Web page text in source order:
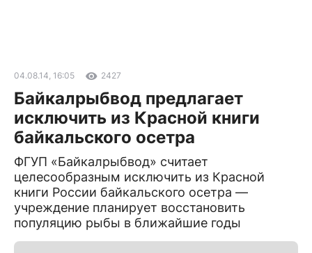
04.08.14, 16:05 2427
Байкалрыбвод предлагает
исключить из Красной книги
байкальского осетра
ФГУП «Байкалрыбвод» считает
целесообразным исключить из Красной
книги России байкальского осетра —
учреждение планирует восстановить
популяцию рыбы в ближайшие годы